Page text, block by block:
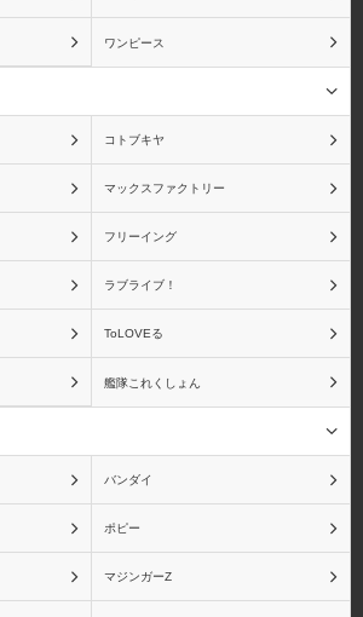
ワンピース
コトブキヤ
マックスファクトリー
フリーイング
ラブライブ！
ToLOVEる
艦隊これくしょん
バンダイ
ポピー
マジンガーZ